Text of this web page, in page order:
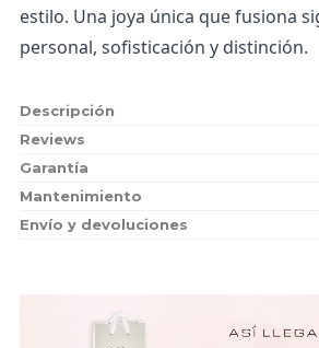
estilo. Una joya única que fusiona
personal, sofisticación y distinción.
Descripción
Reviews
Garantía
Mantenimiento
Envío y devoluciones